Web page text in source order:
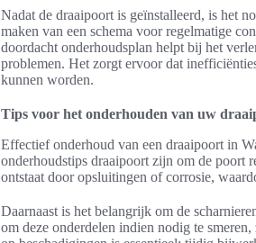
Nadat de draaipoort is geïnstalleerd, is het
maken van een schema voor regelmatige
doordacht onderhoudsplan helpt bij het
problemen. Het zorgt ervoor dat
kunnen worden.
Tips voor het onderhouden van uw
Effectief onderhoud van een draaipoort in
onderhoudstips draaipoort zijn om de poort
ontstaat door opsluitingen of corrosie,
Daarnaast is het belangrijk om de
om deze onderdelen indien nodig te